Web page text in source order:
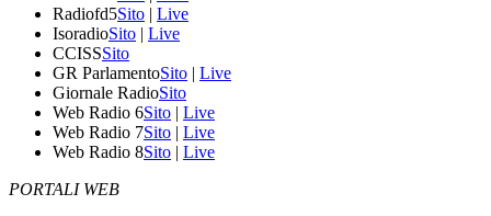
Radiofd5Sito | Live
IsoradioSito | Live
CCISSSito
GR ParlamentoSito | Live
Giornale RadioSito
Web Radio 6Sito | Live
Web Radio 7Sito | Live
Web Radio 8Sito | Live
PORTALI WEB